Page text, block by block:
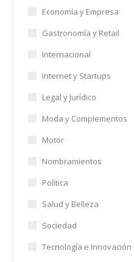
Economía y Empresa
Gastronomía y Retail
Internacional
Internet y Startups
Legal y Jurídico
Moda y Complementos
Motor
Nombramientos
Política
Salud y Belleza
Sociedad
Tecnología e Innovación